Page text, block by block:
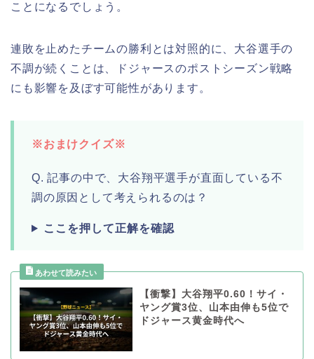
ことになるでしょう。
連敗を止めたチームの勝利とは対照的に、大谷選手の
不調が続くことは、ドジャースのポストシーズン戦略
にも影響を及ぼす可能性があります。
※おまけクイズ※
Q. 記事の中で、大谷翔平選手が直面している不
調の原因として考えられるのは？
ここを押して正解を確認
【衝撃】大谷翔平0.60！サイ・
ヤング賞3位、山本由伸も5位で
ドジャース黄金時代へ